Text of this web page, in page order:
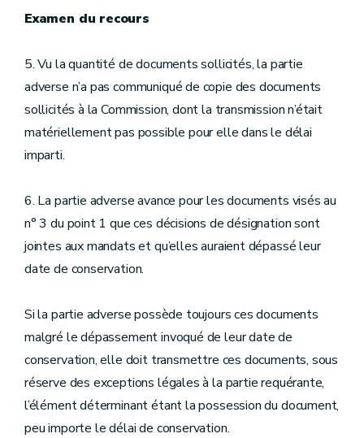
Examen du recours
5. Vu la quantité de documents sollicités, la partie
adverse n’a pas communiqué de copie des documents
sollicités à la Commission, dont la transmission n’était
matériellement pas possible pour elle dans le délai
imparti.
6. La partie adverse avance pour les documents visés au
n° 3 du point 1 que ces décisions de désignation sont
jointes aux mandats et qu’elles auraient dépassé leur
date de conservation.
Si la partie adverse possède toujours ces documents
malgré le dépassement invoqué de leur date de
conservation, elle doit transmettre ces documents, sous
réserve des exceptions légales à la partie requérante,
l’élément déterminant étant la possession du document,
peu importe le délai de conservation.